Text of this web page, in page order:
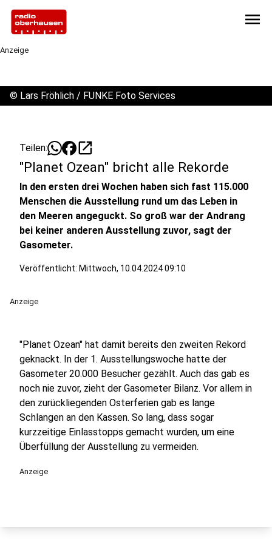
menu
Anzeige
© Lars Fröhlich / FUNKE Foto Services
Teilen: open_in_new
"Planet Ozean" bricht alle Rekorde
In den ersten drei Wochen haben sich fast 115.000
Menschen die Ausstellung rund um das Leben in
den Meeren angeguckt. So groß war der Andrang
bei keiner anderen Ausstellung zuvor, sagt der
Gasometer.
Veröffentlicht: Mittwoch, 10.04.2024 09:10
Anzeige
"Planet Ozean" hat damit bereits den zweiten Rekord
geknackt. In der 1. Ausstellungswoche hatte der
Gasometer 20.000 Besucher gezählt. Auch das gab es
noch nie zuvor, zieht der Gasometer Bilanz. Vor allem in
den zurückliegenden Osterferien gab es lange
Schlangen an den Kassen. So lang, dass sogar
kurzzeitige Einlasstopps gemacht wurden, um eine
Überfüllung der Ausstellung zu vermeiden.
Anzeige